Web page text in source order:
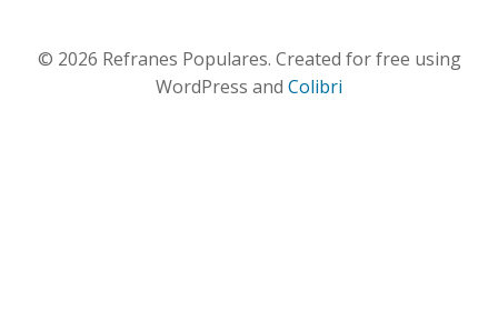
© 2026 Refranes Populares. Created for free using
WordPress and Colibri